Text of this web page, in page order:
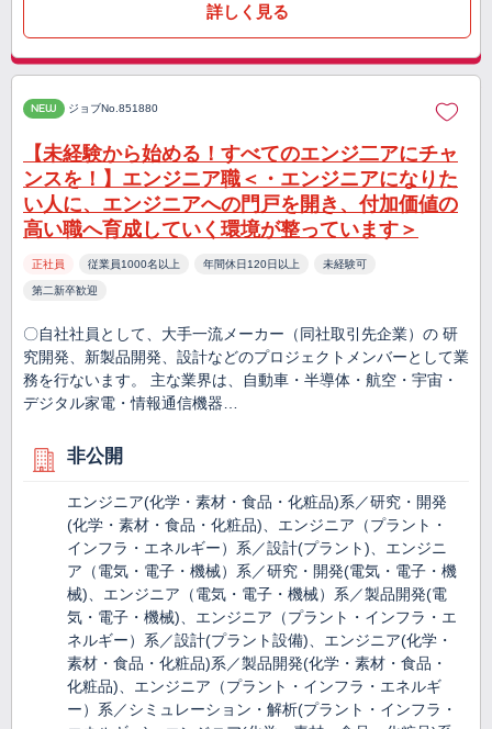
詳しく見る
NEW ジョブNo.851880
【未経験から始める！すべてのエンジ二アにチャ
ンスを！】エンジニア職＜・エンジニアになりた
い人に、エンジニアへの門戸を開き、付加価値の
高い職へ育成していく環境が整っています＞
正社員 従業員1000名以上 年間休日120日以上 未経験可
第二新卒歓迎
〇自社社員として、大手一流メーカー（同社取引先企業）の 研
究開発、新製品開発、設計などのプロジェクトメンバーとして業
務を行ないます。 主な業界は、自動車・半導体・航空・宇宙・
デジタル家電・情報通信機器…
非公開
エンジニア(化学・素材・食品・化粧品)系／研究・開発
(化学・素材・食品・化粧品)、エンジニア（プラント・
インフラ・エネルギー）系／設計(プラント)、エンジニ
ア（電気・電子・機械）系／研究・開発(電気・電子・機
械)、エンジニア（電気・電子・機械）系／製品開発(電
気・電子・機械)、エンジニア（プラント・インフラ・エ
ネルギー）系／設計(プラント設備)、エンジニア(化学・
素材・食品・化粧品)系／製品開発(化学・素材・食品・
化粧品)、エンジニア（プラント・インフラ・エネルギ
ー）系／シミュレーション・解析(プラント・インフラ・